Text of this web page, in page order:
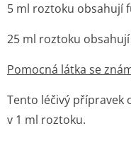
5 ml roztoku obsahují
25 ml roztoku
Pomocná látka se
Tento léčivý přípravek
v 1 ml roztoku.